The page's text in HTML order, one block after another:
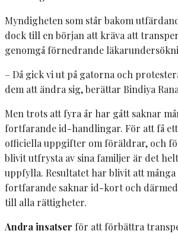
Myndigheten som står bakom
dock till en början att kräva att
genomgå förnedrande
– Då gick vi ut på gatorna och
dem att ändra sig, berättar Bindiya
Men trots att fyra år har gått saknar
fortfarande id-handlingar. För att få
officiella uppgifter om föräldrar, och
blivit utfrysta av sina familjer är det
uppfylla. Resultatet har blivit att
fortfarande saknar id-kort och
till alla rättigheter.
Andra insatser för att förbättra